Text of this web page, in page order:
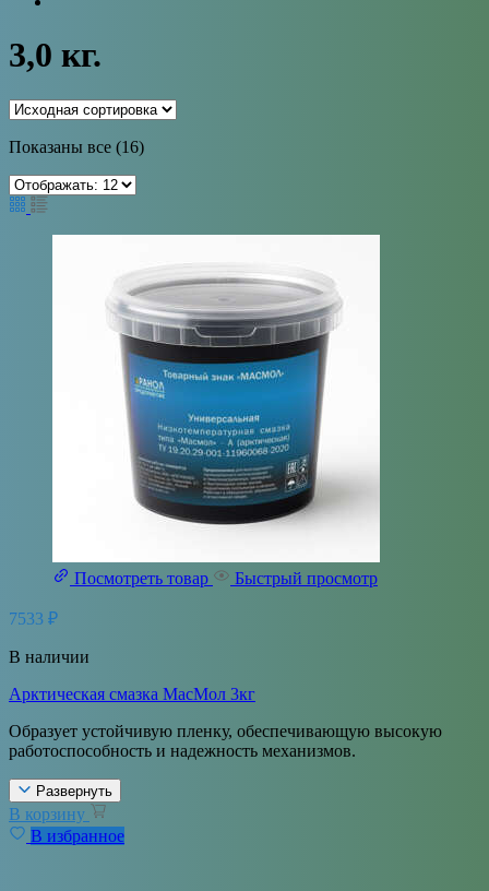
3,0 кг.
Показаны все (16)
Посмотреть товар Быстрый просмотр
7533 ₽
В наличии
Арктическая смазка МасМол 3кг
Образует устойчивую пленку, обеспечивающую высокую
работоспособность и надежность механизмов.
Развернуть
В корзину
В избранное